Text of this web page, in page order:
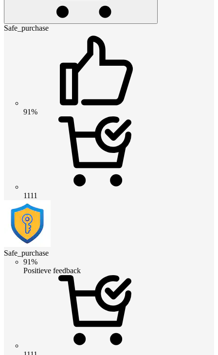
Safe_purchase
91%
1111
Safe_purchase
91%
Positieve feedback